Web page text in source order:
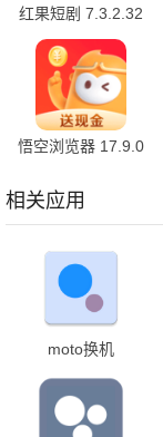
红果短剧 7.3.2.32
官方版
悟空浏览器 17.9.0
相关应用
moto换机